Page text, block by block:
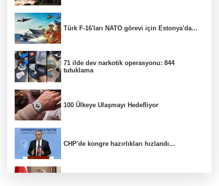
Türk F-16'ları NATO görevi için Estonya'da...
71 ilde dev narkotik operasyonu: 844
tutuklama
100 Ülkeye Ulaşmayı Hedefliyor
CHP'de kongre hazırlıkları hızlandı...